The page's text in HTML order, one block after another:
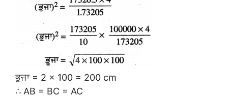
ਭੁਜਾ = 2 × 100 = 200 cm
∴ AB = BC = AC